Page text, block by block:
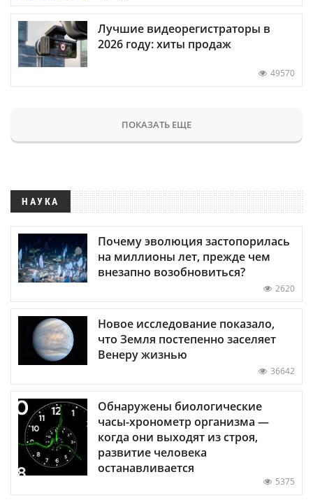
Лучшие видеорегистраторы в
2026 году: хиты продаж
49570
ПОКАЗАТЬ ЕЩЕ
НАУКА
Почему эволюция застопорилась
на миллионы лет, прежде чем
внезапно возобновиться?
2620
Новое исследование показало,
что Земля постепенно заселяет
Венеру жизнью
36642
Обнаружены биологические
часы-хронометр организма —
когда они выходят из строя,
развитие человека
останавливается
5375